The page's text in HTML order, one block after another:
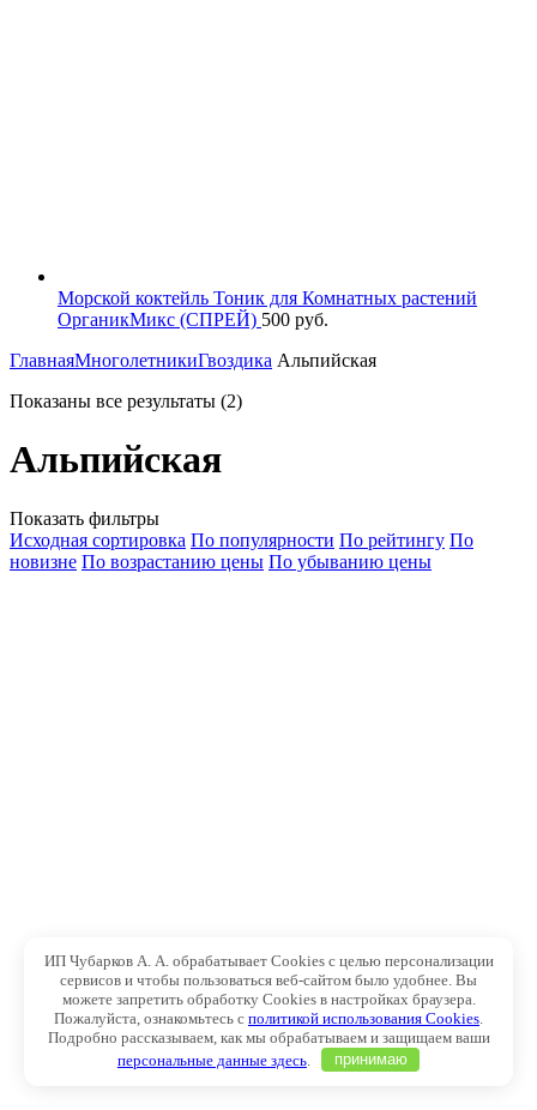
Морской коктейль Тоник для Комнатных растений
ОрганикМикс (СПРЕЙ) 500 руб.
ГлавнаяМноголетникиГвоздика Альпийская
Показаны все результаты (2)
Альпийская
Показать фильтры
Исходная сортировка По популярности По рейтингу По
новизне По возрастанию цены По убыванию цены
ИП Чубарков А. А. обрабатывает Cookies с целью персонализации
сервисов и чтобы пользоваться веб-сайтом было удобнее. Вы
можете запретить обработку Cookies в настройках браузера.
Пожалуйста, ознакомьтесь с политикой использования Cookies
Подробно рассказываем, как мы обрабатываем и защищаем ваши
персональные данные здесь. принимаю